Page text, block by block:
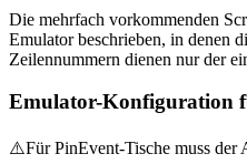
Die mehrfach vorkommenden
Emulator beschrieben, in denen
Zeilennummern dienen nur der
Emulator-Konfiguration
⚠️Für PinEvent-Tische muss der